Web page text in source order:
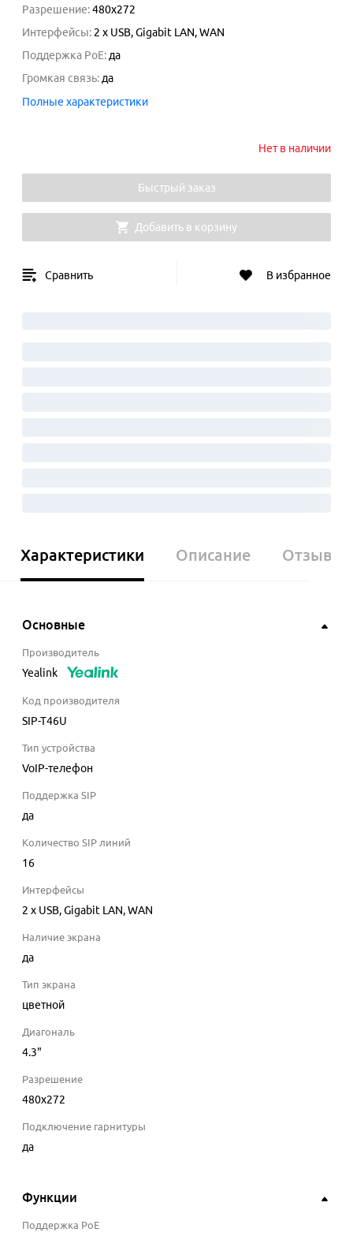
Разрешение:480x272
Интерфейсы: 2 x USB, Gigabit LAN, WAN
Поддержка PoE: да
Громкая связь: да
Полные характеристики
Нет в наличии
Быстрый заказ
Добавить в корзину
Сравнить В избранное
Характеристики Описание Отзывы
Основные
Производитель
Yealink
Код производителя
SIP-T46U
Тип устройства
VoIP-телефон
Поддержка SIP
да
Количество SIP линий
16
Интерфейсы
2 x USB, Gigabit LAN, WAN
Наличие экрана
да
Тип экрана
цветной
Диагональ
4.3"
Разрешение
480x272
Подключение гарнитуры
да
Функции
Поддержка PoE